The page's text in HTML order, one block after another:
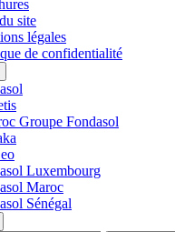
site
légales
de confidentialité
Groupe Fondasol
Luxembourg
Maroc
Sénégal